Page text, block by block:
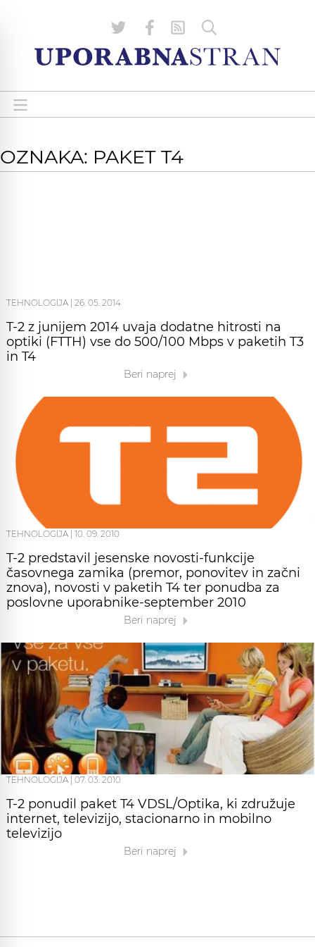
OZNAKA: PAKET T4
TEHNOLOGIJA 26. 05. 2014
T-2 z junijem 2014 uvaja dodatne hitrosti na
optiki (FTTH) vse do 500/100 Mbps v paketih T3
in T4
Beri naprej
TEHNOLOGIJA 10. 09. 2010
T-2 predstavil jesenske novosti-funkcije
časovnega zamika (premor, ponovitev in začni
znova), novosti v paketih T4 ter ponudba za
poslovne uporabnike-september 2010
Beri naprej
TEHNOLOGIJA | 07. 03. 2010
T-2 ponudil paket T4 VDSL/Optika, ki združuje
internet, televizijo, stacionarno in mobilno
televizijo
Beri naprej